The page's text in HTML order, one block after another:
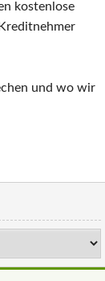
kostenlose
und wo wir